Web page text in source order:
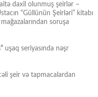
daxil olunmuş şeirlər –
“Güllünün Şeirləri” kitabı
soruşa
uşaq seriyasında nəşr
şeir və tapmacalardan